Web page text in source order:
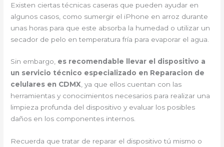
Existen ciertas técnicas caseras que pueden ayudar en
algunos casos, como sumergir el iPhone en arroz durante
unas horas para que este absorba la humedad o utilizar un
secador de pelo en temperatura fría para evaporar el agua.
Sin embargo, es recomendable llevar el dispositivo a
un servicio técnico especializado en Reparacion de
celulares en CDMX, ya que ellos cuentan con las
herramientas y conocimientos necesarios para realizar una
limpieza profunda del dispositivo y evaluar los posibles
daños en los componentes internos.
Recuerda que tratar de reparar el dispositivo tú mismo o